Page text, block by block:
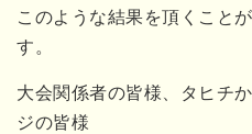
このような結果を頂くこと
す。
大会関係者の皆様、タヒチ
ジの皆様